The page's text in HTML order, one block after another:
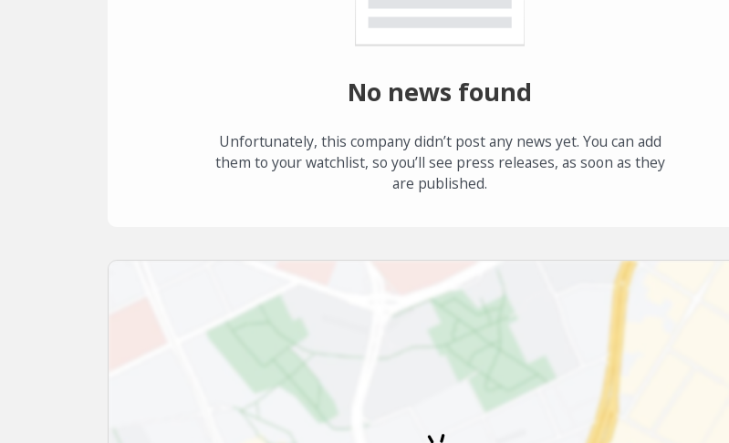
No news found
Unfortunately, this company didn’t post any news yet. You can add
them to your watchlist, so you’ll see press releases, as soon as they
are published.